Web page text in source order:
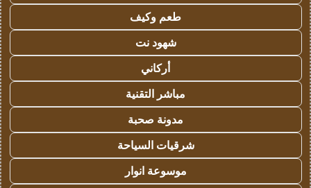
طعم وكيف
شهود نت
أركاني
مباشر التقنية
مدونة صحبة
شرقيات السياحة
موسوعة انوار